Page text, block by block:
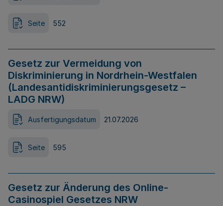
Seite 552
Gesetz zur Vermeidung von
Diskriminierung in Nordrhein-Westfalen
(Landesantidiskriminierungsgesetz –
LADG NRW)
Ausfertigungsdatum 21.07.2026
Seite 595
Gesetz zur Änderung des Online-
Casinospiel Gesetzes NRW